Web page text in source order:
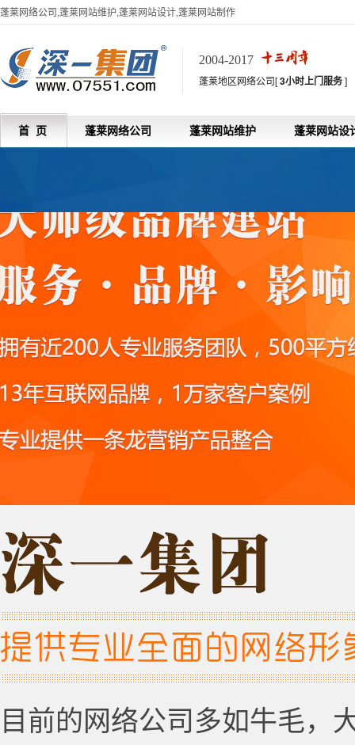
蓬莱网络公司,蓬莱网站维护,蓬莱网站设计,蓬莱网站制作
2004-2017
蓬莱地区网络公司[3小时上门服务]
首 页 蓬莱网络公司 蓬莱网站维护 蓬莱网站设
目前的网络公司多如牛毛，